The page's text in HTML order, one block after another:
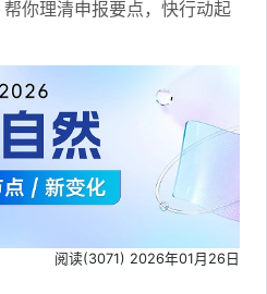
你理清申报要点，快行动起
阅读(3071) 2026年01月26日